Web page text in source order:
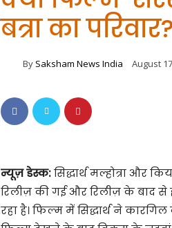
बत्रा का
By Saksham News India August
न्यूज़ डेस्क:सिद्धार्थ मल्होत्रा और
रिलीज़ की गई और रिलीज़ के बाद से
रहा है। फिल्म में सिद्धार्थ ने